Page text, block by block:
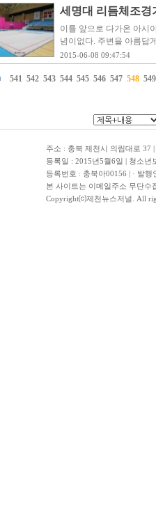
세명대 리듬체조경
이틀 앞으로 다가온 아시
념이없다. 주변을 아름답
2015-06-08 09:47:54
541 542 543 544 545 546 547 548 549
주소 : 충북 제천시 의림대로 37
등록일 : 2015년5월6일 | 청소
등록번호 : 충북아00156 | · 발
본 사이트는 이메일주소 무단수
Copyright⒞제천뉴스저널. All